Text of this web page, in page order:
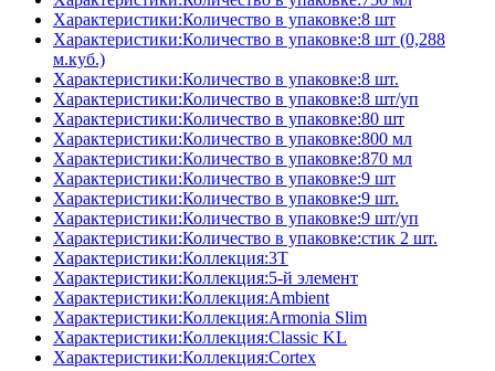
Характеристики:Количество в упаковке:8 шт
Характеристики:Количество в упаковке:8 шт (0,288
м.куб.)
Характеристики:Количество в упаковке:8 шт.
Характеристики:Количество в упаковке:8 шт/уп
Характеристики:Количество в упаковке:80 шт
Характеристики:Количество в упаковке:800 мл
Характеристики:Количество в упаковке:870 мл
Характеристики:Количество в упаковке:9 шт
Характеристики:Количество в упаковке:9 шт.
Характеристики:Количество в упаковке:9 шт/уп
Характеристики:Количество в упаковке:стик 2 шт.
Характеристики:Коллекция:3T
Характеристики:Коллекция:5-й элемент
Характеристики:Коллекция:Ambient
Характеристики:Коллекция:Armonia Slim
Характеристики:Коллекция:Classic KL
Характеристики:Коллекция:Cortex